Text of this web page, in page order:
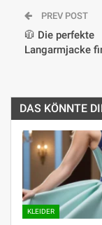
PREV POST
🧥 Die perfekte
Langarmjacke
DAS KÖNNTE
KLEIDER